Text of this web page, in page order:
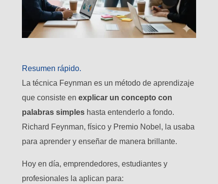
Resumen rápido.
La técnica Feynman es un método de aprendizaje
que consiste en explicar un concepto con
palabras simpleshasta entenderlo a fondo.
Richard Feynman, físico y Premio Nobel, la usaba
para aprender y enseñar de manera brillante.
Hoy en día, emprendedores, estudiantes y
profesionales la aplican para: